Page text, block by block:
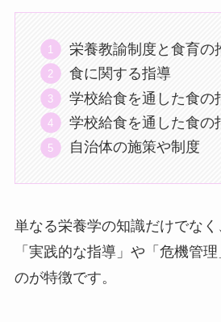
栄養教諭制度と食育の
食に関する指導
学校給食を通した食の
学校給食を通した食の
自治体の施策や制度
単なる栄養学の知識だけでな
「実践的な指導」や「危機管
のが特徴です。